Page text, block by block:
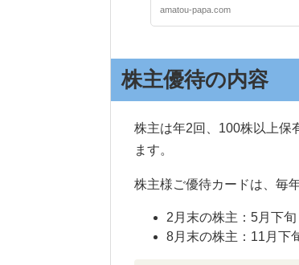
amatou-papa.com
株主優待の内容
株主は年2回、100株以上保
ます。
株主様ご優待カードは、毎
2月末の株主：5月下旬
8月末の株主：11月下